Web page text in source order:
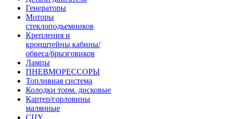
Генераторы
Моторы
стеклоподьемников
Крепления и
кронштейны кабины/
обвеса/брызговиков
Лампы
ПНЕВМОРЕССОРЫ
Топливная система
Колодки торм. дисковые
Картер/горловины
малянные
СЦУ